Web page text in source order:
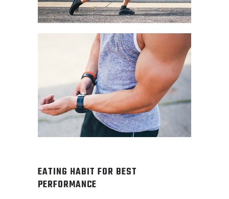
EATING HABIT FOR BEST
PERFORMANCE